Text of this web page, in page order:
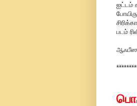
ஐட்டம்
படம்
பொ